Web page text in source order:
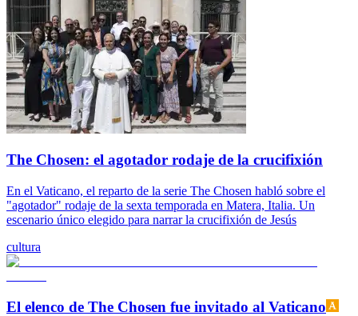
The Chosen: el agotador rodaje de la crucifixión
En el Vaticano, el reparto de la serie The Chosen habló sobre el
"agotador" rodaje de la sexta temporada en Matera, Italia. Un
escenario único elegido para narrar la crucifixión de Jesús
cultura
El elenco de The Chosen fue invitado al Vaticano